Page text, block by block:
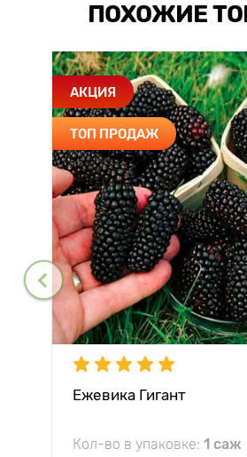
ПОХОЖИЕ
АКЦИЯ
ТОП ПРОДАЖ
Ежевика Гигант
Кол-во в упаковке: 1 саж